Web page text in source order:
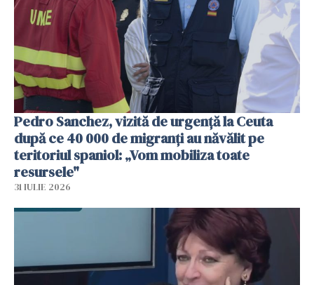
Pedro Sanchez, vizită de urgență la Ceuta
după ce 40 000 de migranți au năvălit pe
teritoriul spaniol: „Vom mobiliza toate
resursele"
31 IULIE 2026